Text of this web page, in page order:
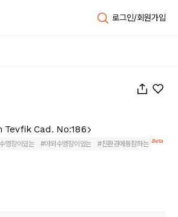
로그인/회원가입
Tevfik Cad. No:186
영장이있는 #야외수영장이있는 #친환경에동참하는 Beta